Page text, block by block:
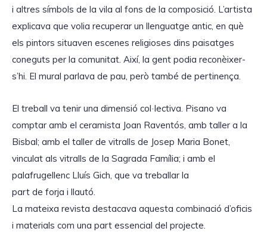
i altres símbols de la vila al fons de la composició. L’artista
explicava que volia recuperar un llenguatge antic, en què
els pintors situaven escenes religioses dins paisatges
coneguts per la comunitat. Així, la gent podia reconèixer-
s’hi. El mural parlava de pau, però també de pertinença.
El treball va tenir una dimensió col·lectiva. Pisano va
comptar amb el ceramista Joan Raventós, amb taller a la
Bisbal; amb el taller de vitralls de Josep Maria Bonet,
vinculat als vitralls de la Sagrada Família; i amb el
palafrugellenc Lluís Gich, que va treballar la
part de forja i llautó.
La mateixa revista destacava aquesta combinació d’oficis
i materials com una part essencial del projecte.